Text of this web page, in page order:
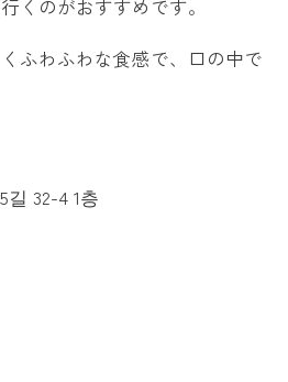
くのがおすすめです。
ふわふわな食感で、口の中で
32-4 1층